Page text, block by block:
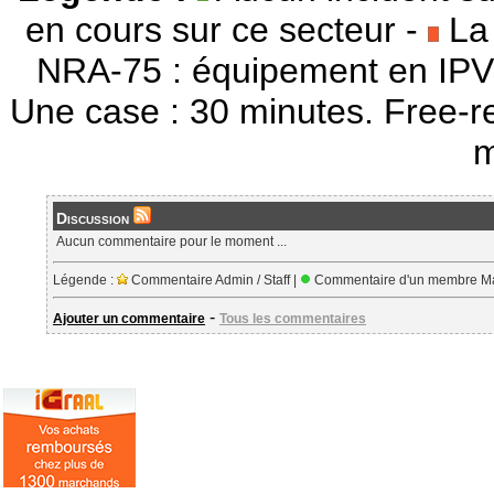
en cours sur ce secteur - La
NRA-75 : équipement en
Une case : 30 minutes. Free-
Discussion
Aucun commentaire pour le moment ...
Légende : Commentaire Admin / Staff | Commentaire d'un membre
Ajouter un commentaire - Tous les commentaires